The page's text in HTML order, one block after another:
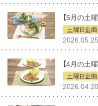
【5月の土
土曜日企画
2026.05.25
【4月の土
土曜日企画
2026.04.20